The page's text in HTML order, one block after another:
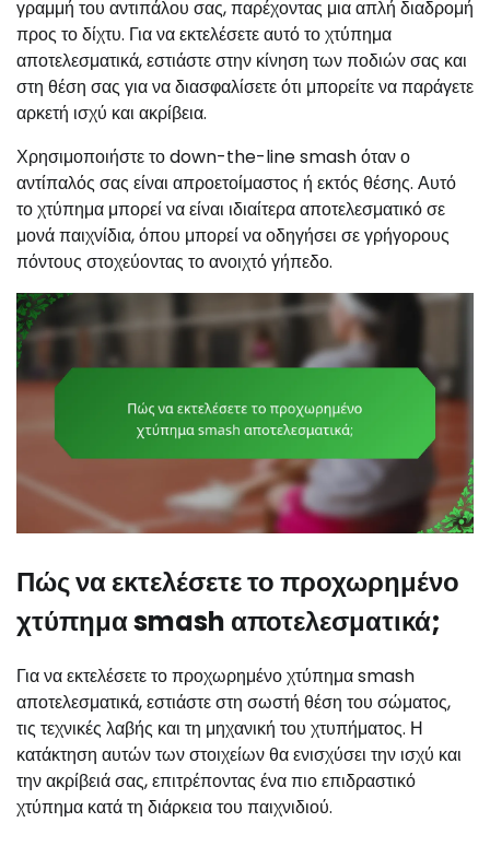
γραμμή του αντιπάλου σας, παρέχοντας μια απλή διαδρομή
προς το δίχτυ. Για να εκτελέσετε αυτό το χτύπημα
αποτελεσματικά, εστιάστε στην κίνηση των ποδιών σας και
στη θέση σας για να διασφαλίσετε ότι μπορείτε να παράγετε
αρκετή ισχύ και ακρίβεια.
Χρησιμοποιήστε το down-the-line smash όταν ο
αντίπαλός σας είναι απροετοίμαστος ή εκτός θέσης. Αυτό
το χτύπημα μπορεί να είναι ιδιαίτερα αποτελεσματικό σε
μονά παιχνίδια, όπου μπορεί να οδηγήσει σε γρήγορους
πόντους στοχεύοντας το ανοιχτό γήπεδο.
Πώς να εκτελέσετε το προχωρημένο
χτύπημα smash αποτελεσματικά;
Για να εκτελέσετε το προχωρημένο χτύπημα smash
αποτελεσματικά, εστιάστε στη σωστή θέση του σώματος,
τις τεχνικές λαβής και τη μηχανική του χτυπήματος. Η
κατάκτηση αυτών των στοιχείων θα ενισχύσει την ισχύ και
την ακρίβειά σας, επιτρέποντας ένα πιο επιδραστικό
χτύπημα κατά τη διάρκεια του παιχνιδιού.